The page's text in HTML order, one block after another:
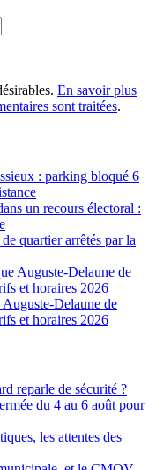
En savoir plus
sont traitées.
: parking bloqué 6
un recours électoral :
quartier arrêtés par la
Auguste-Delaune de
et horaires 2026
Delaune de
et horaires 2026
reparle de sécurité ?
du 4 au 6 août pour
les attentes des